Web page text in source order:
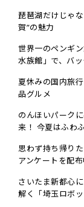
琵琶湖だけじゃ
賀”の魅力
世界一のペンギ
水族館」で、バ
夏休みの国内旅
品グルメ
のんほいパーク
来！ 今夏はふわ
思わず持ち帰り
アンケートを配布
さいたま新都心
解く「埼玉ロボ